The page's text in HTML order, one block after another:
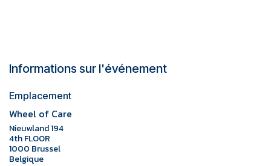
Informations sur l'événement
Emplacement
Wheel of Care
Nieuwland 194
4th FLOOR
1000 Brussel
Belgique